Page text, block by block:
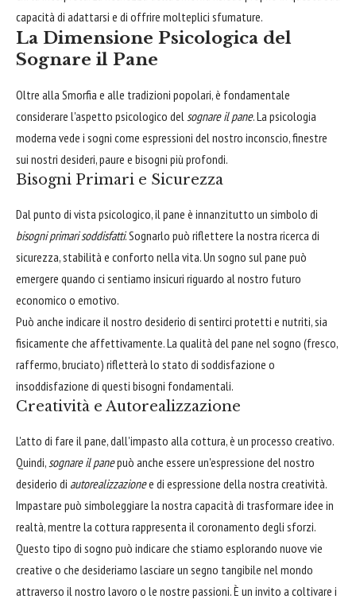
capacità di adattarsi e di offrire molteplici sfumature.
La Dimensione Psicologica del
Sognare il Pane
Oltre alla Smorfia e alle tradizioni popolari, è fondamentale
considerare l'aspetto psicologico delsognare il pane. La psicologia
moderna vede i sogni come espressioni del nostro inconscio, finestre
sui nostri desideri, paure e bisogni più profondi.
Bisogni Primari e Sicurezza
Dal punto di vista psicologico, il pane è innanzitutto un simbolo di
bisogni primari soddisfatti. Sognarlo può riflettere la nostra ricerca di
sicurezza, stabilità e conforto nella vita. Un sogno sul pane può
emergere quando ci sentiamo insicuri riguardo al nostro futuro
economico o emotivo.
Può anche indicare il nostro desiderio di sentirci protetti e nutriti, sia
fisicamente che affettivamente. La qualità del pane nel sogno (fresco,
raffermo, bruciato) rifletterà lo stato di soddisfazione o
insoddisfazione di questi bisogni fondamentali.
Creatività e Autorealizzazione
L'atto di fare il pane, dall'impasto alla cottura, è un processo creativo.
Quindi,sognare il panepuò anche essere un'espressione del nostro
desiderio di autorealizzazionee di espressione della nostra creatività.
Impastare può simboleggiare la nostra capacità di trasformare idee in
realtà, mentre la cottura rappresenta il coronamento degli sforzi.
Questo tipo di sogno può indicare che stiamo esplorando nuove vie
creative o che desideriamo lasciare un segno tangibile nel mondo
attraverso il nostro lavoro o le nostre passioni. È un invito a coltivare i